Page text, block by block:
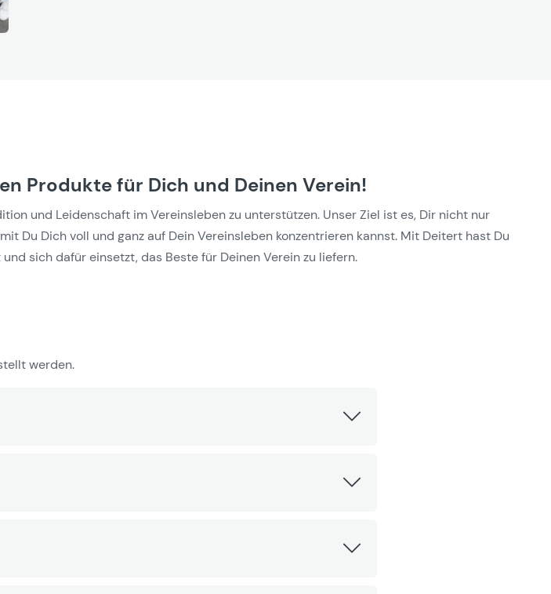
Produkte für Dich und Deinen Verein!
und Leidenschaft im Vereinsleben zu unterstützen. Unser Ziel ist es, Dir nicht nur
Du Dich voll und ganz auf Dein Vereinsleben konzentrieren kannst. Mit Deitert hast Du
sich dafür einsetzt, das Beste für Deinen Verein zu liefern.
werden.